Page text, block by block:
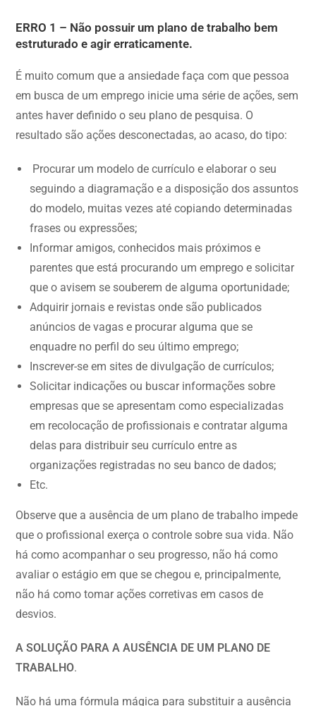
ERRO 1 – Não possuir um plano de trabalho bem
estruturado e agir erraticamente.
É muito comum que a ansiedade faça com que pessoa
em busca de um emprego inicie uma série de ações, sem
antes haver definido o seu plano de pesquisa. O
resultado são ações desconectadas, ao acaso, do tipo:
Procurar um modelo de currículo e elaborar o seu
seguindo a diagramação e a disposição dos assuntos
do modelo, muitas vezes até copiando determinadas
frases ou expressões;
Informar amigos, conhecidos mais próximos e
parentes que está procurando um emprego e solicitar
que o avisem se souberem de alguma oportunidade;
Adquirir jornais e revistas onde são publicados
anúncios de vagas e procurar alguma que se
enquadre no perfil do seu último emprego;
Inscrever-se em sites de divulgação de currículos;
Solicitar indicações ou buscar informações sobre
empresas que se apresentam como especializadas
em recolocação de profissionais e contratar alguma
delas para distribuir seu currículo entre as
organizações registradas no seu banco de dados;
Etc.
Observe que a ausência de um plano de trabalho impede
que o profissional exerça o controle sobre sua vida. Não
há como acompanhar o seu progresso, não há como
avaliar o estágio em que se chegou e, principalmente,
não há como tomar ações corretivas em casos de
desvios.
A SOLUÇÃO PARA A AUSÊNCIA DE UM PLANO DE
TRABALHO.
Não há uma fórmula mágica para substituir a ausência